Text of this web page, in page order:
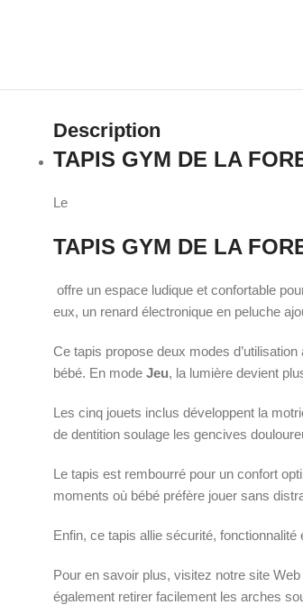
Description
TAPIS GYM DE LA
Le
TAPIS GYM DE LA
offre un espace ludique et confortable
eux, un renard électronique en peluche
Ce tapis propose deux modes
bébé. En modeJeu, la lumière devient
Les cinq jouets inclus développent la
de dentition soulage les gencives
Le tapis est rembourré pour un confort
moments où bébé préfère jouer sans
Enfin, ce tapis allie sécurité,
Pour en savoir plus, visitez notre site
également retirer facilement les arches